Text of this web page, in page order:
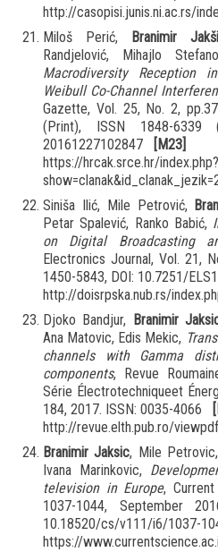
http://casopisi.junis.ni.ac.rs/
Miloš Perić,
Branimir
Randjelović, Mihajlo
Macrodiversity Reception
Weibull Co-Channel
Gazette, Vol. 25, No. 2,
(Print), ISSN 1848-6339
20161227102847
[M23]
https://hrcak.srce.hr/index.php?
Siniša Ilić, Mile Petrović,
Petar Spalević, Ranko Babić,
on Digital Broadcasting
Electronics Journal, Vol. 21,
1450-5843, DOI: 10.7251/
http://doisrpska.nub.rs/
Djoko Bandjur,
Branimir
Ana Matovic, Edis Mekic,
channels with Gamma
components, Revue
Série Électrotechniqueet
184, 2017. ISSN: 0035-4066
http://revue.elth.pub.ro/
Branimir Jaksic, Mile
Ivana Marinkovic,
television in Europe,
1037-1044, September
10.18520/cs/v111/i6/1037-
https://